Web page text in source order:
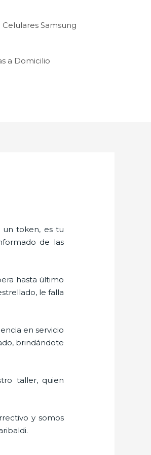
Celulares Samsung
a Domicilio
token, es tu
de las
hasta último
le falla
en servicio
brindándote
taller, quien
y somos